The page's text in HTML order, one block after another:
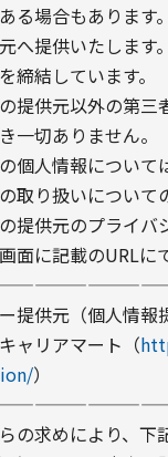
る場合もあります
へ提供いたします
締結しています。
提供元以外の第三
一切ありません。
個人情報につい
取り扱いについて
提供元のプライ
面に記載のURLに
提供元（個人情報
ャリアマート（
）
の求めにより、